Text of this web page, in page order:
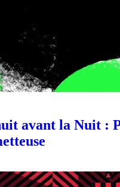
avant la Nuit :